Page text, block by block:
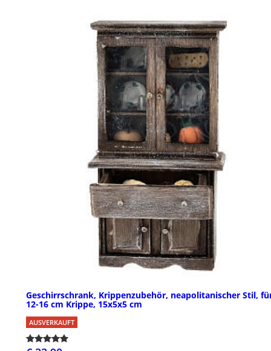
Geschirrschrank, Krippenzubehör, neapolitanischer Stil,
12-16 cm Krippe, 15x5x5 cm
AUSVERKAUFT